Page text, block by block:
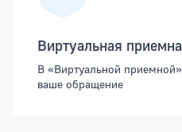
Виртуальная
В «Виртуальной
ваше обращение